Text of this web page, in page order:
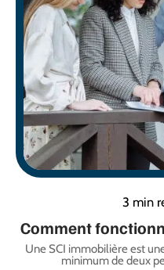
3 min
Comment
Une SCI immobilière est
minimum de deux